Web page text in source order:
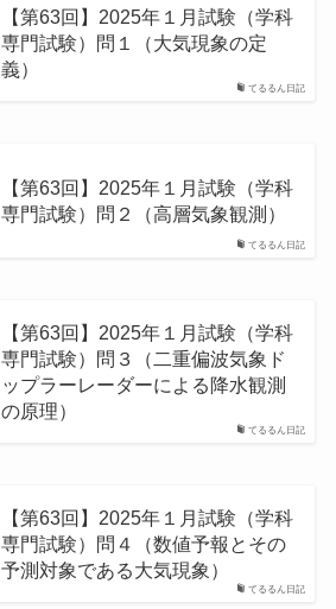
てるるん日記
【第63回】2025年１月試験（学科
専門試験）問１（大気現象の定
義）
てるるん日記
【第63回】2025年１月試験（学科
専門試験）問２（高層気象観測）
てるるん日記
【第63回】2025年１月試験（学科
専門試験）問３（二重偏波気象ド
ップラーレーダーによる降水観測
の原理）
てるるん日記
【第63回】2025年１月試験（学科
専門試験）問４（数値予報とその
予測対象である⼤気現象）